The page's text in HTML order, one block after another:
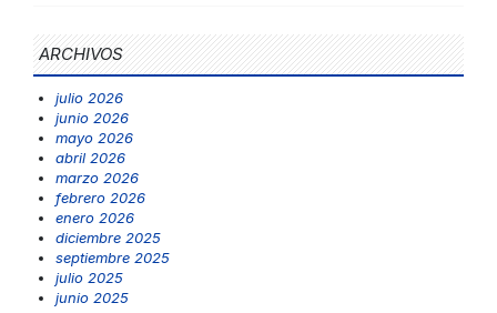
ARCHIVOS
julio 2026
junio 2026
mayo 2026
abril 2026
marzo 2026
febrero 2026
enero 2026
diciembre 2025
septiembre 2025
julio 2025
junio 2025